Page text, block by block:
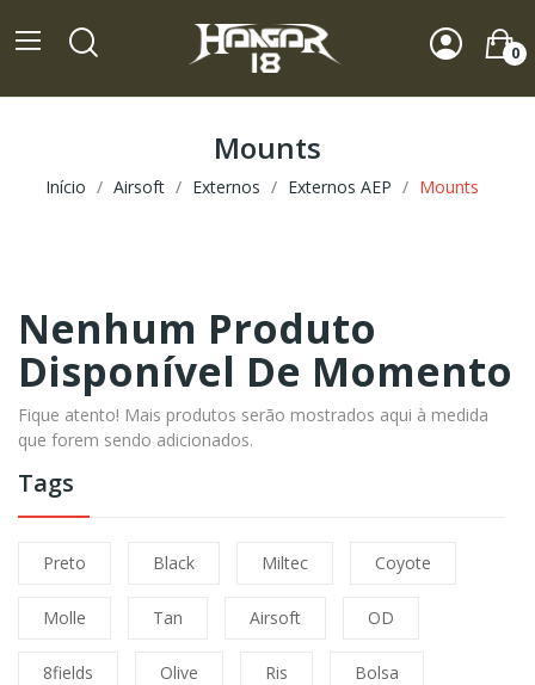
0
Mounts
Início Airsoft Externos Externos AEP Mounts
Tags
Preto Black Miltec Coyote
Molle Tan Airsoft OD
8fields Olive Ris Bolsa
Nenhum Produto
Disponível De Momento
Fique atento! Mais produtos serão mostrados aqui à medida
que forem sendo adicionados.